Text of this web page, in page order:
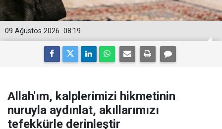
08:19
09 Ağustos 2026
Allah'ım, kalplerimizi hikmetinin
nuruyla aydınlat, akıllarımızı
tefekkürle derinleştir